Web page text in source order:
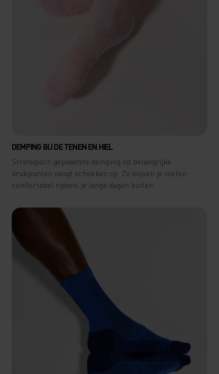
DEMPING BIJ DE TENEN EN HIEL
Strategisch geplaatste demping op belangrijke
drukpunten vangt schokken op. Zo blijven je voeten
comfortabel tijdens je lange dagen buiten.